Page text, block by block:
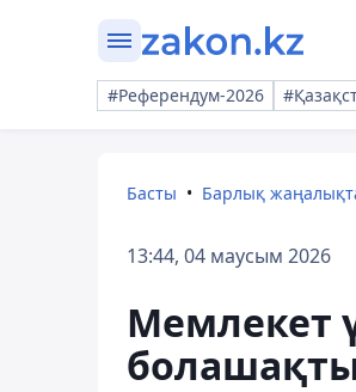
#Референдум-2026
Басты Барлық
13:44, 04 маусым 2026
Мемлекет